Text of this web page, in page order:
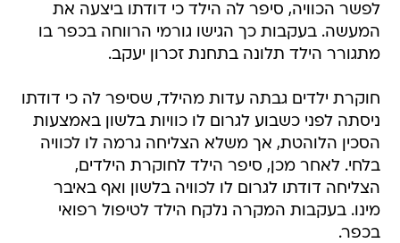
לפשר הכוויה, סיפר לה הילד כי דודתו ביצעה את
המעשה. בעקבות כך הגישו גורמי הרווחה בכפר בו
מתגורר הילד תלונה בתחנת זכרון יעקב.
חוקרת ילדים גבתה עדות מהילד, שסיפר לה כי דודתו
ניסתה לפני כשבוע לגרום לו כוויות בלשון באמצעות
הסכין הלוהטת, אך משלא הצליחה גרמה לו לכוויה
בלחי. לאחר מכן, סיפר הילד לחוקרת הילדים,
הצליחה דודתו לגרום לו לכוויה בלשון ואף באיבר
מינו. בעקבות המקרה נלקח הילד לטיפול רפואי
בכפר.